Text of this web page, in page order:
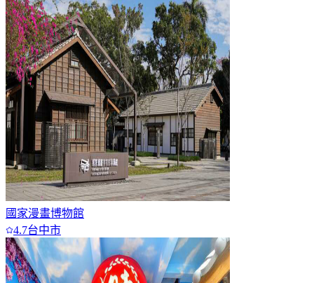
國家漫畫博物館
4.7台中市